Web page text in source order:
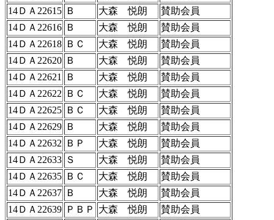
14ＤＡ22615 Ｂ 大森 悦朗
賛助会員
14ＤＡ22616 Ｂ 大森 悦朗
賛助会員
14ＤＡ22618 ＢＣ 大森 悦朗
賛助会員
14ＤＡ22620 Ｂ 大森 悦朗
賛助会員
14ＤＡ22621
Ｂ 大森 悦朗
賛助会員
14ＤＡ22622
ＢＣ 大森 悦朗
賛助会員
14ＤＡ22625 ＢＣ 大森 悦朗
賛助会員
14ＤＡ22629 Ｂ 大森 悦朗
賛助会員
14ＤＡ22632
ＢＰ 大森 悦朗
賛助会員
14ＤＡ22633 Ｓ 大森 悦朗
賛助会員
14ＤＡ22635 ＢＣ 大森 悦朗
賛助会員
14ＤＡ22637 Ｂ 大森 悦朗
賛助会員
14ＤＡ22639 ＰＢＰ 大森 悦朗
賛助会員